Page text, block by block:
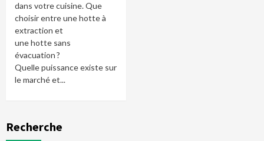
dans votre cuisine. Que
choisir entre une hotte à
extraction et
une hotte sans
évacuation ?
Quelle puissance existe sur
le marché et...
Recherche